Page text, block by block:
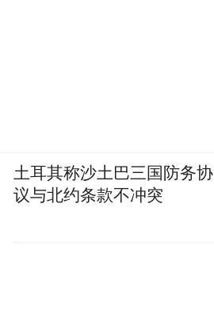
土耳其称沙土巴三国防务协
议与北约条款不冲突